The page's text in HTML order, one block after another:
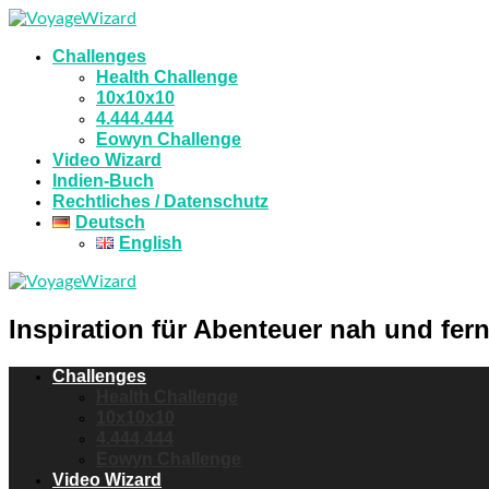
Challenges
Health Challenge
10x10x10
4.444.444
Eowyn Challenge
Video Wizard
Indien-Buch
Rechtliches / Datenschutz
Deutsch
English
Inspiration für Abenteuer nah und
Challenges
Video Wizard